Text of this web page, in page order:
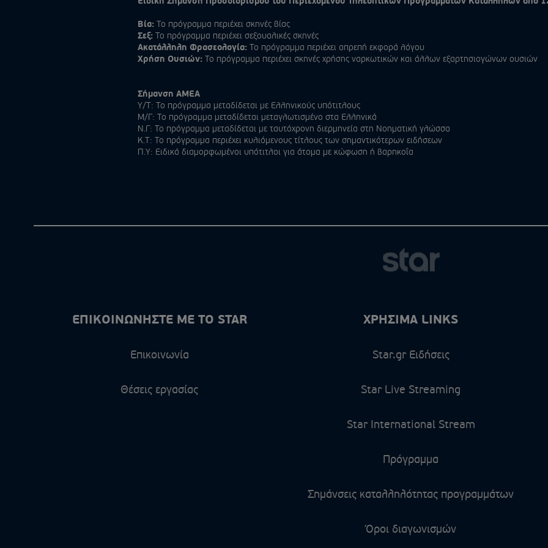
Βία:Το πρόγραμμα περιέχει σκηνές βίας
Σεξ:Το πρόγραμμα περιέχει σεξουαλικές σκηνές
Ακατάλληλη Φρασεολογία:Το πρόγραμμα περιέχει απρεπή εκφορά λόγου
Χρήση Ουσιών:Το πρόγραμμα περιέχει σκηνές χρήσης ναρκωτικών και άλλων εξαρτησιογώνων ουσιών
Σήμανση ΑΜΕΑ
Υ/Τ: Το πρόγραμμα μεταδίδεται με Ελληνικούς υπότιτλους
Μ/Γ: Το πρόγραμμα μεταδίδεται μεταγλωτισμένο στα Ελληνικά
Ν.Γ: Το πρόγραμμα μεταδίδεται με ταυτόχρονη διερμηνεία στη Νοηματική γλώσσα
Κ.Τ: Το πρόγραμμα περιέχει κυλιόμενους τίτλους των σημαντικότερων ειδήσεων
Π.Υ: Ειδικά διαμορφωμένοι υπότιτλοι για άτομα με κώφωση ή βαρηκοΐα
ΕΠΙΚΟΙΝΩΝΗΣΤΕ ΜΕ ΤΟ STAR
Επικοινωνία
Θέσεις εργασίας
ΧΡΗΣΙΜΑ LINKS
Star.gr Ειδήσεις
Star Live Streaming
Star International Stream
Πρόγραμμα
Σημάνσεις καταλληλότητας προγραμμάτων
Όροι διαγωνισμών